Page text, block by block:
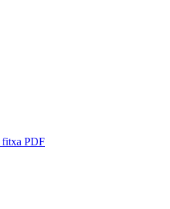
fitxa PDF